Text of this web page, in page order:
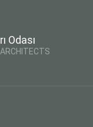
Odası